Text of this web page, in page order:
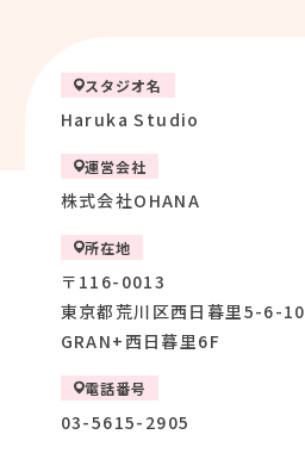
スタジオ名
Haruka Studio
運営会社
株式会社OHANA
所在地
〒116-0013
東京都荒川区西日暮里5-6-10
GRAN+西日暮里6F
電話番号
03-5615-2905